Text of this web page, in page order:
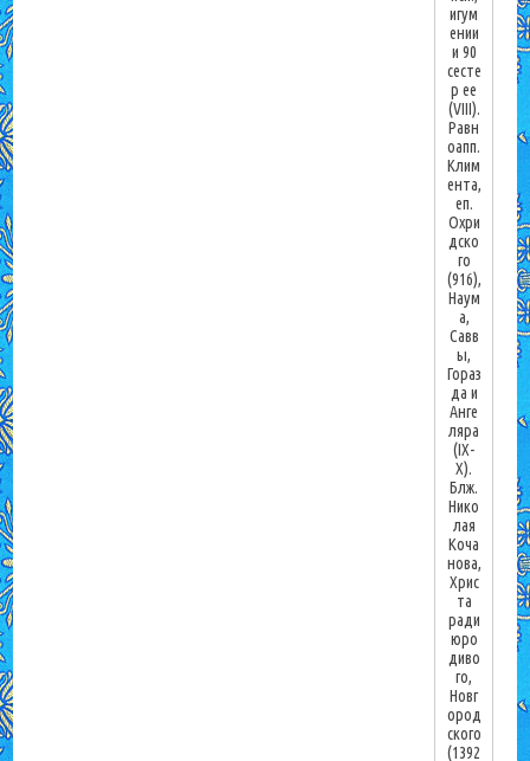
игум
ении
и 90
сесте
р ее
(VIII).
Равн
оапп.
Клим
ента,
еп.
Охри
дско
го
(916),
Наум
а,
Савв
ы,
Гораз
да и
Анге
ляра
(IX-
X).
Блж.
Нико
лая
Коча
нова,
Хрис
та
ради
юро
диво
го,
Новг
ород
ского
(1392